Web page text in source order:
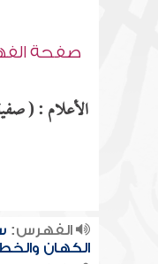
صفحة
الأعلام : (
الفهرس:
الكهان